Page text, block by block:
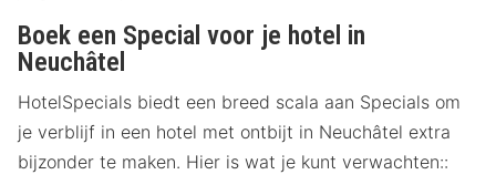
Boek een Special voor je hotel in
Neuchâtel
HotelSpecials biedt een breed scala aan Specials om
je verblijf in een hotel met ontbijt in Neuchâtel extra
bijzonder te maken. Hier is wat je kunt verwachten::